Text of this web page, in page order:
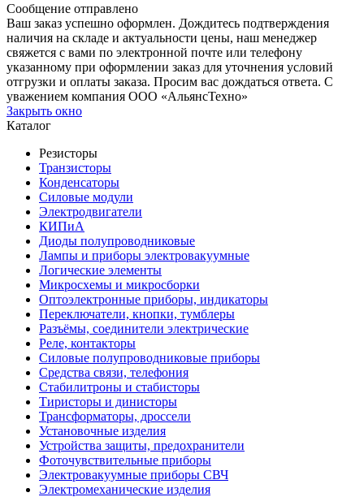
Сообщение отправлено
Ваш заказ успешно оформлен. Дождитесь подтверждения
наличия на складе и актуальности цены, наш менеджер
свяжется с вами по электронной почте или телефону
указанному при оформлении заказ для уточнения условий
отгрузки и оплаты заказа. Просим вас дождаться ответа. С
уважением компания ООО «АльянсТехно»
Закрыть окно
Каталог
Резисторы
Транзисторы
Конденсаторы
Силовые модули
Электродвигатели
КИПиА
Диоды полупроводниковые
Лампы и приборы электровакуумные
Логические элементы
Микросхемы и микросборки
Оптоэлектронные приборы, индикаторы
Переключатели, кнопки, тумблеры
Разъёмы, соединители электрические
Реле, контакторы
Силовые полупроводниковые приборы
Средства связи, телефония
Стабилитроны и стабисторы
Тиристоры и динисторы
Трансформаторы, дроссели
Установочные изделия
Устройства защиты, предохранители
Фоточувствительные приборы
Электровакуумные приборы СВЧ
Электромеханические изделия